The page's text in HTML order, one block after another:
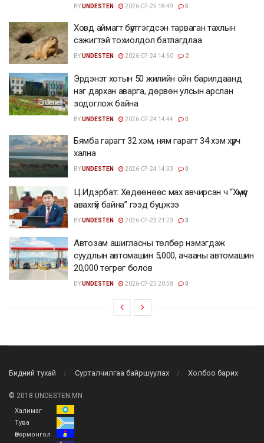
BYUNDESTEN 2026-07-25 18:49 5
Ховд аймагт бүртгэгдсэн тарваган тахлын
сэжигтэй тохиолдол батлагдлаа
BYUNDESTEN 2026-07-24 14:50 2
Эрдэнэт хотын 50 жилийн ойн барилдаанд
нэг дархан аварга, дөрвөн улсын арслан
зодоглож байна
BYUNDESTEN 2026-07-24 14:44 0
Бямба гарагт 32 хэм, ням гарагт 34 хэм хүрч
хална
BYUNDESTEN 2026-07-24 14:33 0
Ц.Идэрбат: Хөдөөнөөс мах авчирсан ч “Хүмүүс
авахгүй байна” гээд буцжээ
BYUNDESTEN 2026-07-23 21:23 3
Автозам ашигласны төлбөр нэмэгдэж
суудлын автомашин 5,000, ачааны автомашин
20,000 төгрөг болов
BYUNDESTEN 2026-07-23 20:58 0
Бидний тухай Сурталчилгаа байршуулах Холбоо барих
© 2018 UNDESTEN.MN
Халимаг
Тува
Өвөрмонгол